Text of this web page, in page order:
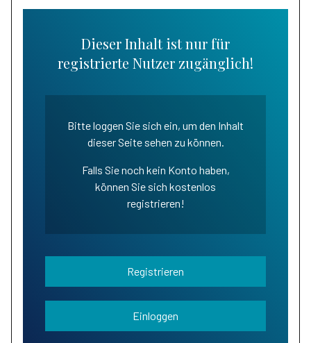
Dieser Inhalt ist nur für
registrierte Nutzer zugänglich!
Bitte loggen Sie sich ein, um den Inhalt
dieser Seite sehen zu können.
Falls Sie noch kein Konto haben,
können Sie sich kostenlos
registrieren!
Registrieren
Einloggen